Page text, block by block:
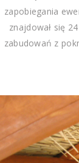
zapobiegania
znajdował się
zabudowań z